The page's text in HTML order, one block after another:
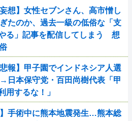
妄想】女性セブンさん、高市憎し
たのか、過去一級の低俗な「支
る」記事を配信してしまう 想
悲報】甲子園でインドネシア人選
日本保守党・百田尚樹代表「甲
用するな！」
】手術中に熊本地震発生…熊本総